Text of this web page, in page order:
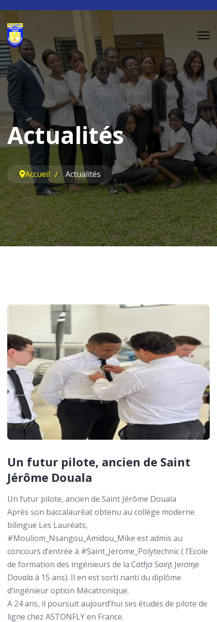
Actualités
Accueil Actualités
Un futur pilote, ancien de Saint
Jérôme Douala
Un futur pilote, ancien de Saint Jérôme Douala
Après son baccalauréat obtenu au collège moderne
bilingue Les Lauréats,
#Mouliom_Nsangou_Amidou_Mike est admis au
concours d’entrée à #Saint_Jerome_Polytechnic ( l’Ecole
de formation des ingénieurs de la Cɑtɧσ Sɑiɳt Jeɾσɱe
Dσʋɑlɑ à 15 ans). Il en est sorti nanti du diplôme
d’ingénieur option Mécatronique.
A 24 ans, il poursuit aujourd’hui ses études de pilote de
ligne chez ASTONFLY en France.